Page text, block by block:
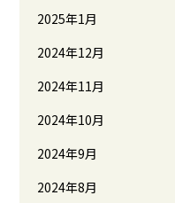
2025年1月
2024年12月
2024年11月
2024年10月
2024年9月
2024年8月